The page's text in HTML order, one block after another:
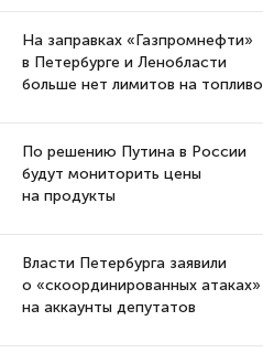
На заправках «Газпромнефти»
в Петербурге и Ленобласти
больше нет лимитов на топливо
По решению Путина в России
будут мониторить цены
на продукты
Власти Петербурга заявили
о «скоординированных атаках»
на аккаунты депутатов